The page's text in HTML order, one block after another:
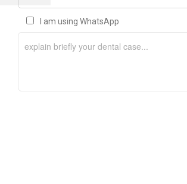
I am using WhatsApp